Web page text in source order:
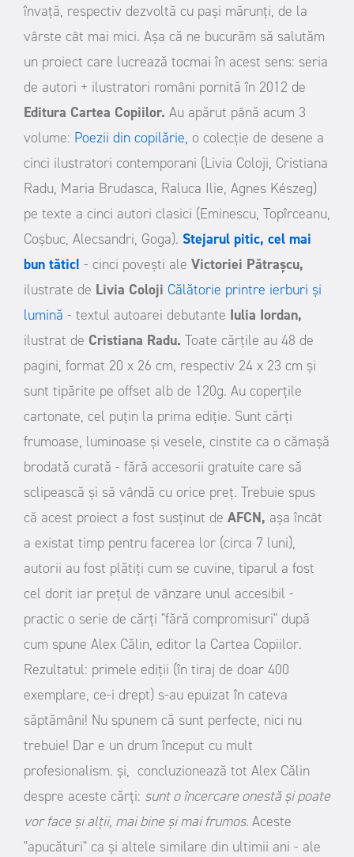
învață, respectiv dezvoltă cu pași mărunți, de la
vârste cât mai mici. Așa că ne bucurăm să salutăm
un proiect care lucrează tocmai în acest sens: seria
de autori + ilustratori români pornită în 2012 de
Editura Cartea Copiilor. Au apărut până acum 3
volume: Poezii din copilărie, o colecție de desene a
cinci ilustratori contemporani (Livia Coloji, Cristiana
Radu, Maria Brudasca, Raluca Ilie, Agnes Készeg)
pe texte a cinci autori clasici (Eminescu, Topîrceanu,
Coșbuc, Alecsandri, Goga). Stejarul pitic, cel mai
bun tătic! - cinci povești ale Victoriei Pătrașcu,
ilustrate de Livia Coloji Călătorie printre ierburi și
lumină - textul autoarei debutante Iulia Iordan,
ilustrat de Cristiana Radu. Toate cărțile au 48 de
pagini, format 20 x 26 cm, respectiv 24 x 23 cm și
sunt tipărite pe offset alb de 120g. Au coperțile
cartonate, cel puțin la prima ediție. Sunt cărți
frumoase, luminoase și vesele, cinstite ca o cămașă
brodată curată - fără accesorii gratuite care să
sclipească și să vândă cu orice preț. Trebuie spus
că acest proiect a fost susținut de AFCN, așa încât
a existat timp pentru facerea lor (circa 7 luni),
autorii au fost plătiți cum se cuvine, tiparul a fost
cel dorit iar prețul de vânzare unul accesibil -
practic o serie de cărți "fără compromisuri" după
cum spune Alex Călin, editor la Cartea Copiilor.
Rezultatul: primele ediții (în tiraj de doar 400
exemplare, ce-i drept) s-au epuizat în cateva
săptămâni! Nu spunem că sunt perfecte, nici nu
trebuie! Dar e un drum început cu mult
profesionalism. și, concluzionează tot Alex Călin
despre aceste cărți: sunt o încercare onestă și poate
vor face și alții, mai bine și mai frumos. Aceste
"apucături" ca și altele similare din ultimii ani - ale